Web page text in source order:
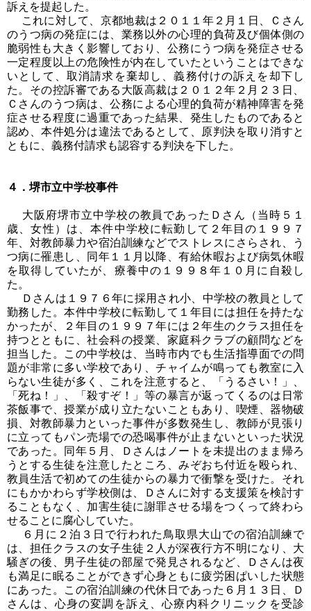
訴えを提起した。
これに対して、京都地裁は２０１１年２月１日、Ｃさん
のうつ病の発症には、業務以外の心理的負荷及び個体側の
脆弱性も大きく影響しており、公務にうつ病を発症させる
一定程度以上の危険性が内在していたということはできな
いとして、取消請求を棄却し、義務付けの訴えを却下し
た。その控訴審である大阪高裁は２０１２年２月２３日、
Ｃさんのうつ病は、公務による心理的負荷が精神障害を発
症させる程度に過重であった結果、発生したものであると
認め、本件処分は違法であるとして、原判決を取り消すと
ともに、義務付請求も認容する判決を下した。
４．堺市立中学校事件
大阪府堺市立中学校の教員であったＤさん（当時５１
歳、女性）は、本件中学校に転勤して２年目の１９９７
年、対教師暴力や宿泊訓練などでストレスにさらされ、う
つ病に罹患し、同年１１月以降、有給休暇および病気休暇
を取得していたが、療養中の１９９８年１０月に自殺し
た。
Ｄさんは１９７６年に採用され小、中学校の教員として
勤務した。本件中学校に転勤して１年目には担任を持たな
かったが、２年目の１９９７年には２年生のクラス担任を
持つとともに、社会科の授業、家庭科クラブの顧問などを
担当した。この中学校は、当時市内でも生活指導面での問
題が非常に多い学校であり、チャイムが鳴っても教室に入
らない生徒が多く、これを注意すると、「うるさい！」、
「死ね！」、「殺すぞ！」等の暴言が返ってくるのは日常
茶飯事で、授業が成り立たないこともあり、喫煙、器物破
損、対教師暴力といった事件が多数発生し、教師が見張り
に立ってもパン売場での恐喝事件が止まないといった状況
であった。同年５月、Ｄさんはノートを未提出のまま帰ろ
うとする生徒を注意したところ、みぞおち付近を殴られ、
教員生活で初めての生徒からの暴力で衝撃を受けた。それ
にもかかわらず学校側は、Ｄさんに対する支援策を検討す
ることもなく、加害生徒に謝罪させる場をつくって終わら
せることに腐心していた。
６月に２泊３日で行われた鳥取県大山での宿泊訓練で
は、担任クラスの女子生徒２人が深夜行方不明になり、大
騒ぎの後、男子生徒の部屋で発見されるなど、Ｄさんは夜
も満足に眠ることができず心身ともに疲労困ぱいした状態
にあった。この宿泊訓練の代休日であった６月１３日、Ｄ
さんは、心身の変調を訴え、心療内科クリニックを受診